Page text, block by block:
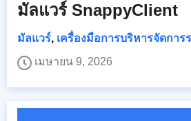
มัลแวร์ SnappyClient
มัลแวร์, เครื่องมือการบริหารจัดการ
เมษายน 9, 2026